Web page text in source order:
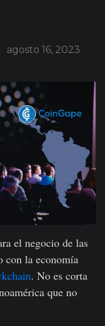
agosto 16, 2023
el negocio de las
con la economía
. No es corta
que no